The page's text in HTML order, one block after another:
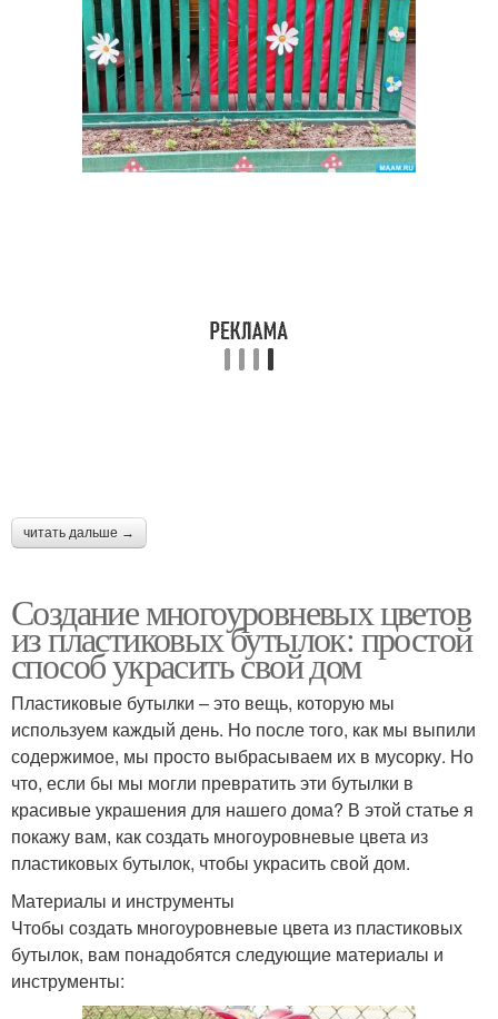
читать дальше →
Создание многоуровневых цветов
из пластиковых бутылок: простой
способ украсить свой дом
Пластиковые бутылки – это вещь, которую мы
используем каждый день. Но после того, как мы выпили
содержимое, мы просто выбрасываем их в мусорку. Но
что, если бы мы могли превратить эти бутылки в
красивые украшения для нашего дома? В этой статье я
покажу вам, как создать многоуровневые цвета из
пластиковых бутылок, чтобы украсить свой дом.
Материалы и инструменты
Чтобы создать многоуровневые цвета из пластиковых
бутылок, вам понадобятся следующие материалы и
инструменты: